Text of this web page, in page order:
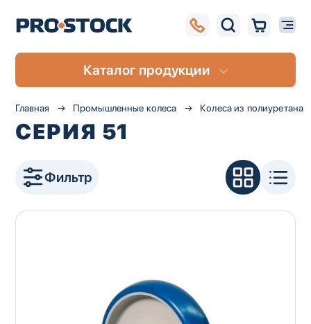
Главная Промышленные колеса Колеса из полиуретана
СЕРИЯ 51
Фильтр
Каталог продукции